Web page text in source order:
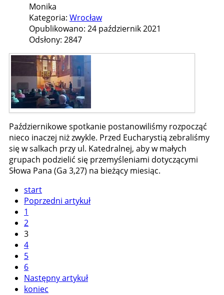
Monika
Kategoria: Wrocław
Opublikowano: 24 październik 2021
Odsłony: 2847
Październikowe spotkanie postanowiliśmy rozpocząć
nieco inaczej niż zwykle. Przed Eucharystią zebraliśmy
się w salkach przy ul. Katedralnej, aby w małych
grupach podzielić się przemyśleniami dotyczącymi
Słowa Pana (Ga 3,27) na bieżący miesiąc.
start
Poprzedni artykuł
1
2
3
4
5
6
Następny artykuł
koniec